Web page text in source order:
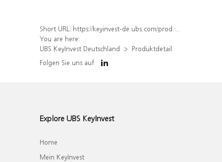
Short URL: https://keyinvest-de.ubs.com/produkt/detail/index/isin/DE000WA06JS9
You are here:
UBS KeyInvest Deutschland
Produktdetail
Folgen Sie uns auf
Explore UBS KeyInvest
Home
Mein KeyInvest